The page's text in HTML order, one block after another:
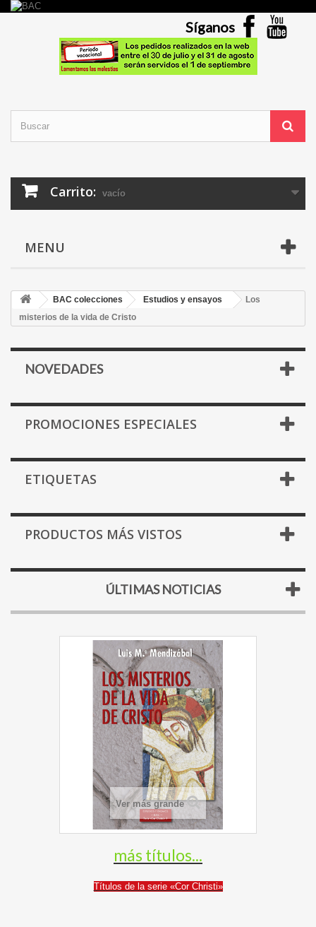
Síganos
Carrito: vacío
MENU
BAC colecciones Estudios y ensayos
Los
misterios de la vida de Cristo
NOVEDADES
PROMOCIONES ESPECIALES
ETIQUETAS
PRODUCTOS MÁS VISTOS
ÚLTIMAS NOTICIAS
Ver más grande
más títulos...
Títulos de la serie «Cor Christi»